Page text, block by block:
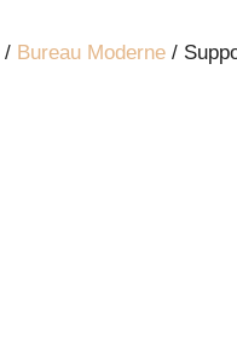
/ Bureau Moderne /